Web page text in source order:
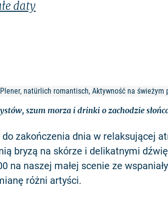
daty
natürlich romantisch, Aktywność na świeżym
szum morza i drinki o zachodzie
zakończenia dnia w relaksującej
bryzą na skórze i delikatnymi
na naszej małej scenie ze
różni artyści.